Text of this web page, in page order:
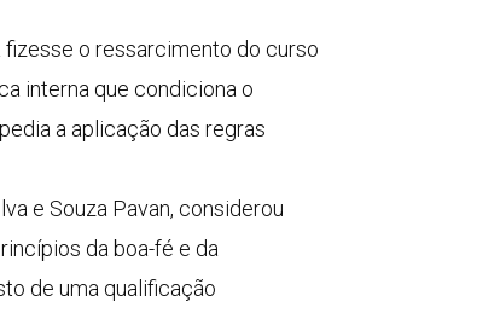
fizesse o ressarcimento do curso
interna que condiciona o
a aplicação das regras
e Souza Pavan, considerou
da boa-fé e da
de uma qualificação